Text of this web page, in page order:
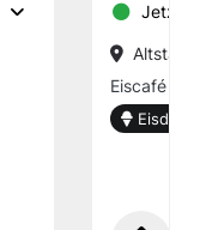
Jetzt
Altstadt
Eiscafé
Eisdiele